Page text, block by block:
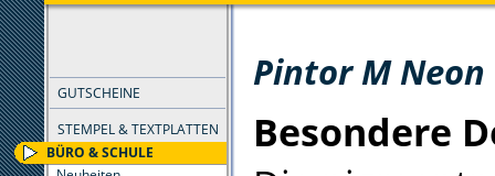
GUTSCHEINE
STEMPEL & TEXTPLATTEN
BÜRO & SCHULE
Pintor M Neon
Besondere